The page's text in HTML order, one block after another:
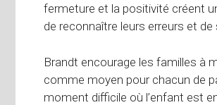
fermeture et la positivité créent
de reconnaître leurs erreurs et de
Brandt encourage les familles à
comme moyen pour chacun de
moment difficile où l’enfant est